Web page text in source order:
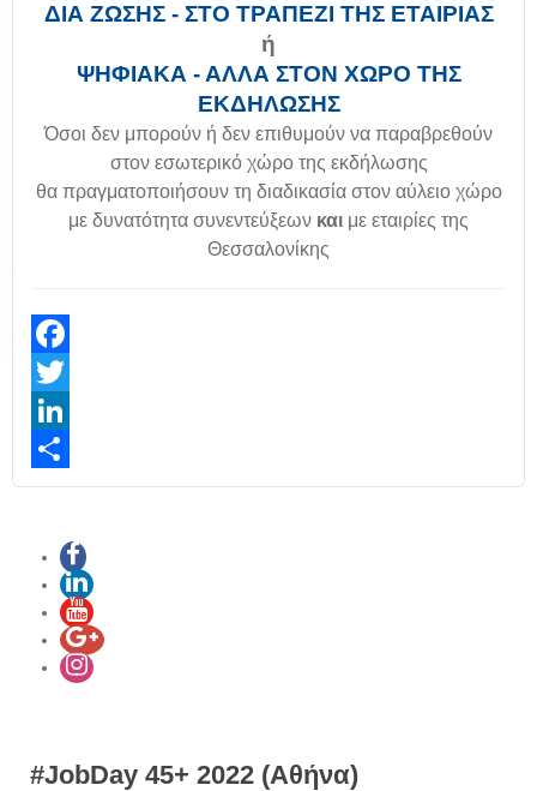
ΔΙΑ ΖΩΣΗΣ - ΣΤΟ ΤΡΑΠΕΖΙ ΤΗΣ ΕΤΑΙΡΙΑΣ
ή
ΨΗΦΙΑΚΑ - ΑΛΛΑ ΣΤΟΝ ΧΩΡΟ ΤΗΣ
ΕΚΔΗΛΩΣΗΣ
Όσοι δεν μπορούν ή δεν επιθυμούν να παραβρεθούν
στον εσωτερικό χώρο της εκδήλωσης
θα πραγματοποιήσουν τη διαδικασία στον αύλειο χώρο
με δυνατότητα συνεντεύξεων και με εταιρίες της
Θεσσαλονίκης
Facebook
Twitter
LinkedIn
Share
#JobDay 45+ 2022 (Αθήνα)